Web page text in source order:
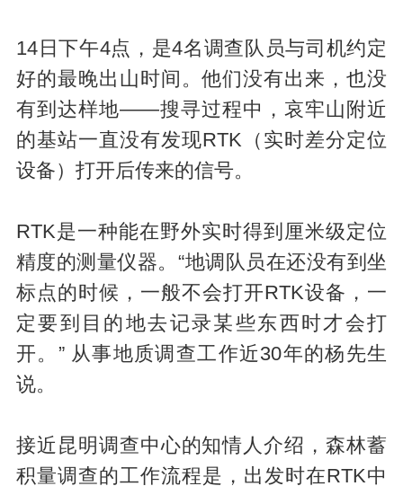
14日下午4点，是4名调查队员与司机约定
好的最晚出山时间。他们没有出来，也没
有到达样地——搜寻过程中，哀牢山附近
的基站一直没有发现RTK（实时差分定位
设备）打开后传来的信号。
RTK是一种能在野外实时得到厘米级定位
精度的测量仪器。“地调队员在还没有到坐
标点的时候，一般不会打开RTK设备，一
定要到目的地去记录某些东西时才会打
开。” 从事地质调查工作近30年的杨先生
说。
接近昆明调查中心的知情人介绍，森林蓄
积量调查的工作流程是，出发时在RTK中